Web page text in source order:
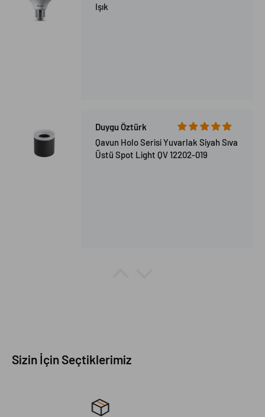
Işık
Duygu Öztürk
Qavun Holo Serisi Yuvarlak Siyah Sıva
Üstü Spot Light QV 12202-019
Sizin İçin Seçtiklerimiz